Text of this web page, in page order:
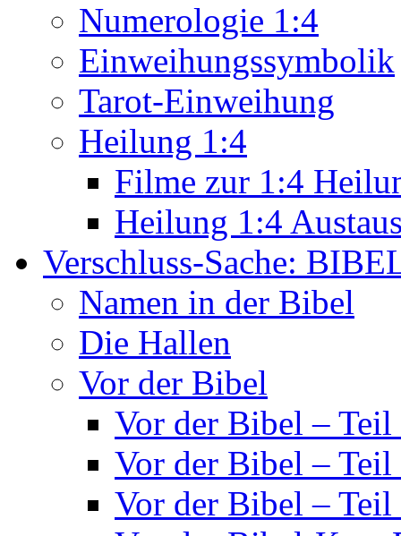
Numerologie 1:4
Einweihungssymbolik
Tarot-Einweihung
Heilung 1:4
Filme zur 1:4
Heilung 1:4
Verschluss-Sache:
Namen in der Bibel
Die Hallen
Vor der Bibel
Vor der Bibel – Teil
Vor der Bibel – Teil
Vor der Bibel – Teil